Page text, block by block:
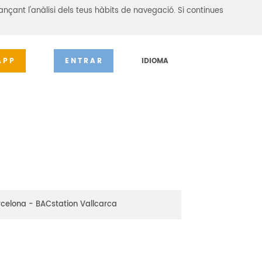
l'anàlisi dels teus hàbits de navegació. Si continues
ENTRAR IDIOMA
- BACstation Vallcarca